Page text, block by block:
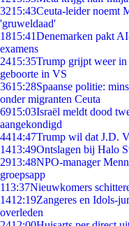
3215:43Ceuta-leider noemt
'gruweldaad'
1815:41Denemarken pakt
examens
2415:35Trump grijpt weer in
geboorte in VS
3615:28Spaanse politie:
onder migranten Ceuta
6915:03Israël meldt dood
aangekondigd
4414:47Trump wil dat J.D.
1413:49Ontslagen bij Halo
2913:48NPO-manager
groepsapp
113:37Nieuwkomers
1412:19Zangeres en Idols-
overleden